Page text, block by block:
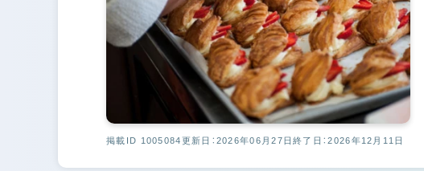
掲載ID 1005084更新日：2026年06月27日終了日：2026年12月11日